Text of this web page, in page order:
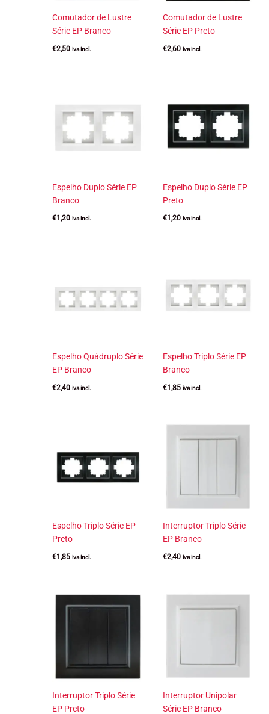
Comutador de Lustre
Série EP Branco
€2,50 iva incl.
Comutador de Lustre
Série EP Preto
€2,60 iva incl.
Espelho Duplo Série EP
Branco
€1,20 iva incl.
Espelho Duplo Série EP
Preto
€1,20 iva incl.
Espelho Quádruplo Série
EP Branco
€2,40 iva incl.
Espelho Triplo Série EP
Branco
€1,85 iva incl.
Espelho Triplo Série EP
Preto
€1,85 iva incl.
Interruptor Triplo Série
EP Branco
€2,40 iva incl.
Interruptor Triplo Série
EP Preto
Interruptor Unipolar
Série EP Branco